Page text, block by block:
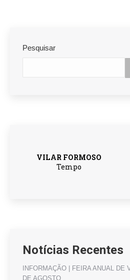
Pesquisar
Notícias Recentes
INFORMAÇÃO | FEIRA ANUAL DE
DE AGOSTO